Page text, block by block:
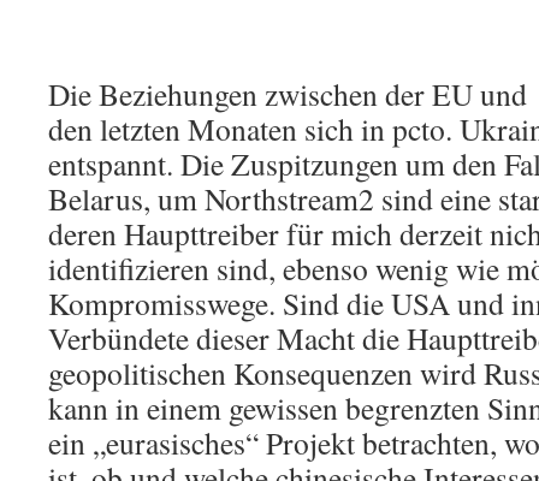
Die Beziehungen zwischen der EU
den letzten Monaten sich in pcto.
entspannt. Die Zuspitzungen um den
Belarus, um Northstream2 sind eine
deren Haupttreiber für mich derzeit
identifizieren sind, ebenso wenig wie
Kompromisswege. Sind die USA und
Verbündete dieser Macht die
geopolitischen Konsequenzen wird
kann in einem gewissen begrenzten
ein „eurasisches“ Projekt betrachten,